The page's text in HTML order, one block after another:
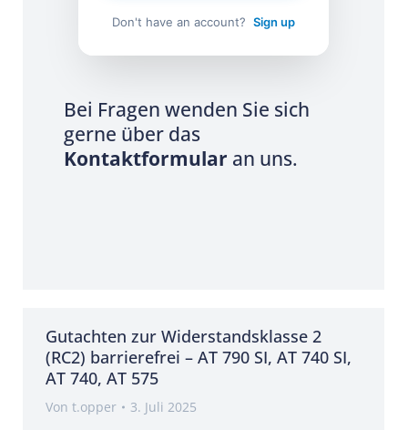
Don't have an account? Sign up
Bei Fragen wenden Sie sich
gerne über das
Kontaktformular an uns.
Gutachten zur Widerstandsklasse 2
(RC2) barrierefrei – AT 790 SI, AT 740 SI,
AT 740, AT 575
Von t.opper 3. Juli 2025